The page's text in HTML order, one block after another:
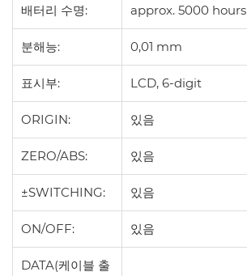
배터리 수명: approx. 5000 hours
분해능: 0,01 mm
표시부: LCD, 6-digit
ORIGIN: 있음
ZERO/ABS: 있음
±SWITCHING: 있음
ON/OFF: 있음
DATA(케이블 출